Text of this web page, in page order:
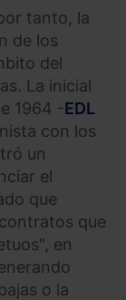
tanto, la
de los
del
La inicial
1964 -EDL
con los
un
el
que
que
en
o la